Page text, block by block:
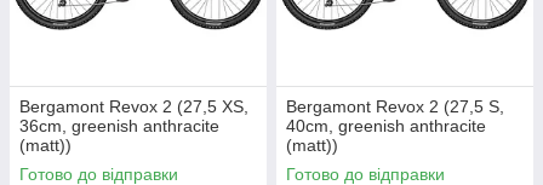
Bergamont Revox 2 (27,5 XS,
36cm, greenish anthracite
(matt))
Готово до відправки
Bergamont Revox 2 (27,5 S,
40cm, greenish anthracite
(matt))
Готово до відправки